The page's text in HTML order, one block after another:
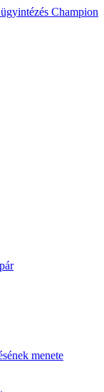
Champion
menete